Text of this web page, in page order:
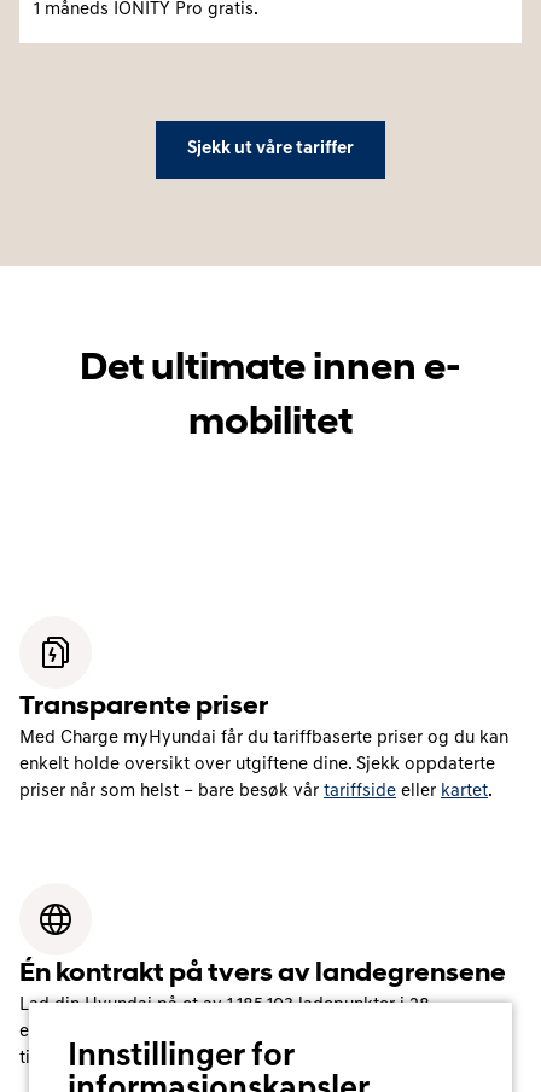
1 måneds IONITY Pro gratis.
Sjekk ut våre tariffer
Det ultimate innen e-
mobilitet
Transparente priser
Med Charge myHyundai får du tariffbaserte priser og du kan
enkelt holde oversikt over utgiftene dine. Sjekk oppdaterte
priser når som helst – bare besøk vår tariffside eller kartet.
Én kontrakt på tvers av landegrensene
Lad din Hyundai på et av1,185,103ladepunkter i28
europeiske land. Uansett hvor du er får du rask og enkel
tilgang med Charge myHyundai.
Innstillinger for